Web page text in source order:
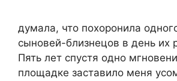
думала, что похоронила
сыновей-близнецов в день их
Пять лет спустя одно
площадке заставило меня